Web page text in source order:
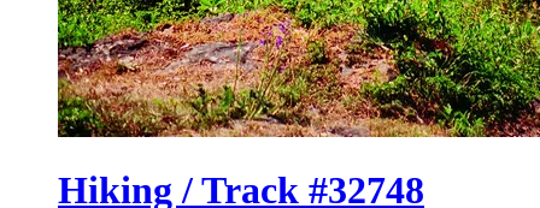
Hiking / Track #32748